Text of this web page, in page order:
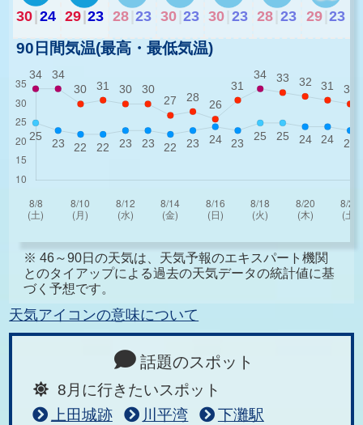
30|24 29|23 28 23 30 23 30 23 28 23 29 23
90日間気温(最高・最低気温)
※ 46～90日の天気は、天気予報のエキスパート機関
とのタイアップによる過去の天気データの統計値に基
づく予想です。
天気アイコンの意味について
話題のスポット
8月に行きたいスポット
上田城跡
川平湾
下灘駅